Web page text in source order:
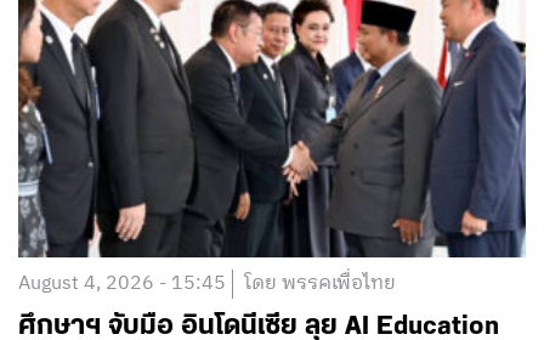
August 4, 2026 - 15:45 โดย พรรคเพื่อไทย
ศึกษาฯ จับมือ อินโดนีเซีย ลุย AI Education